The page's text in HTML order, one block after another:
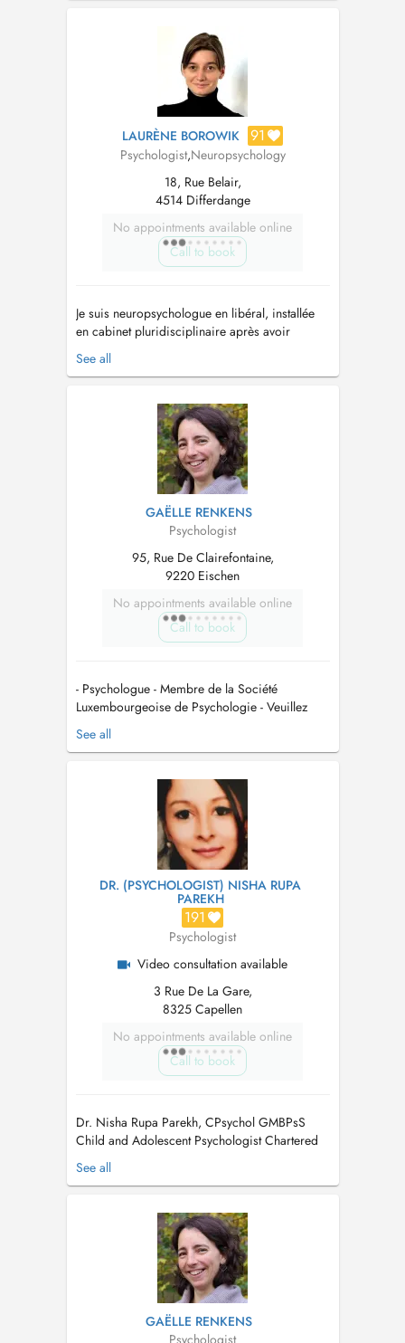
rendez-vous peuvent se faire en présentiel...
LAURÈNE BOROWIK 91
Psychologist,Neuropsychology
18, Rue Belair,
4514 Differdange
No appointments available online
Call to book
Je suis neuropsychologue en libéral, installée
en cabinet pluridisciplinaire après avoir
travaillé plusieurs années en hôpital. J accueille
des enfants, des adolescents et des adultes
entretiens d'étayage au diagnostique ou des
consultations de suivi. Mon app...
See all
GAËLLE RENKENS
Psychologist
95, Rue De Clairefontaine,
9220 Eischen
No appointments available online
Call to book
- Psychologue - Membre de la Société
Luxembourgeoise de Psychologie - Veuillez
noter que ces consultations ne sont pas
remboursées par la CNS. Toutefois, certaines
remboursement partiel des séances - Les
rendez-vous peuvent se faire en présentiel...
See all
DR. (PSYCHOLOGIST) NISHA RUPA
PAREKH
191
Psychologist
Video consultation available
3 Rue De La Gare,
8325 Capellen
No appointments available online
Call to book
Dr. Nisha Rupa Parekh, CPsychol GMBPsS
Child and Adolescent Psychologist Chartered
member of the British Psychological Society
Member of the British Neuropsychiatry
Phone: (00352) 661838836 PLEASE NOTE
THAT MY SERVICES ARE NOT REIMBURSED
BY THE CNS....
See all
GAËLLE RENKENS
Psychologist